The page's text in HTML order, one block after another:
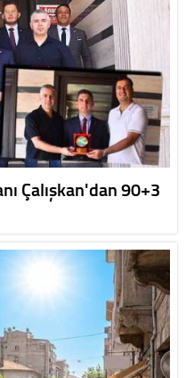
Çalışkan'dan 90+3